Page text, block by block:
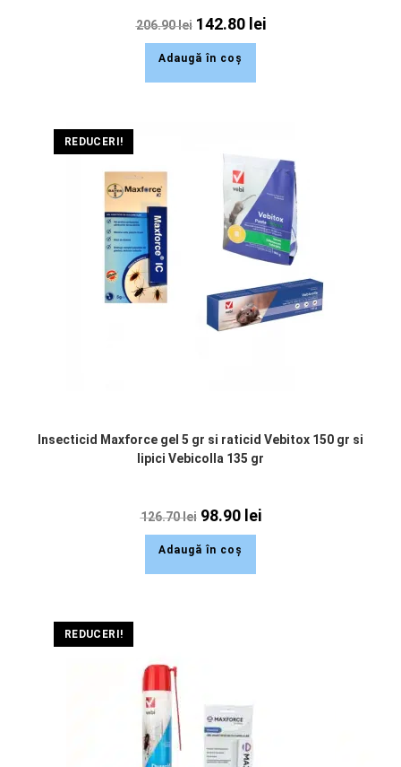
206.90lei 142.80 lei
Adaugă în coș
REDUCERI!
Insecticid Maxforce gel 5 gr si raticid Vebitox 150 gr si
lipici Vebicolla 135 gr
126.70lei 98.90 lei
Adaugă în coș
REDUCERI!